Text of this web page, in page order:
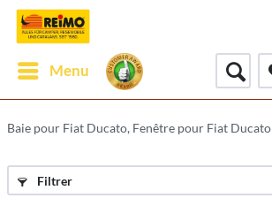
Menu
Baie pour Fiat Ducato, Fenêtre pour Fiat Ducato
Filtrer